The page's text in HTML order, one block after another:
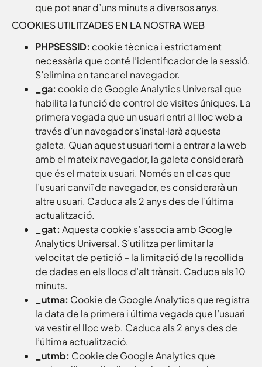
que pot anar d’uns minuts a diversos anys.
COOKIES UTILITZADES EN LA NOSTRA WEB
PHPSESSID: cookie tècnica i estrictament
necessària que conté l’identificador de la sessió.
S’elimina en tancar el navegador.
_ga: cookie de Google Analytics Universal que
habilita la funció de control de visites úniques. La
primera vegada que un usuari entri al lloc web a
través d’un navegador s’instal·larà aquesta
galeta. Quan aquest usuari torni a entrar a la web
amb el mateix navegador, la galeta considerarà
que és el mateix usuari. Només en el cas que
l’usuari canviï de navegador, es considerarà un
altre usuari. Caduca als 2 anys des de l’última
actualització.
_gat: Aquesta cookie s’associa amb Google
Analytics Universal. S’utilitza per limitar la
velocitat de petició – la limitació de la recollida
de dades en els llocs d’alt trànsit. Caduca als 10
minuts.
_utma: Cookie de Google Analytics que registra
la data de la primera i última vegada que l’usuari
va vestir el lloc web. Caduca als 2 anys des de
l’última actualització.
_utmb: Cookie de Google Analytics que